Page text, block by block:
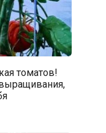
томатов!